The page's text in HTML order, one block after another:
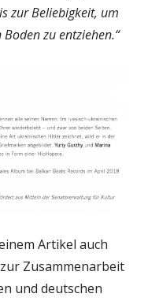
zur Beliebigkeit, um
zu entziehen.“
Artikel auch
Zusammenarbeit
und deutschen